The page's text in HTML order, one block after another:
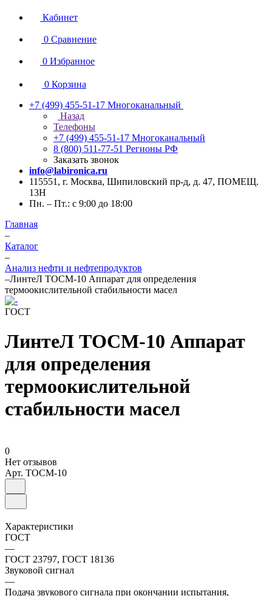
Кабинет
0 Сравнение
0 Избранное
0 Корзина
+7 (499) 455-51-17 Многоканальный
Назад
Телефоны
+7 (499) 455-51-17 Многоканальный
8 (800) 511-77-51 Регионы РФ
Заказать звонок
info@labironica.ru
115551, г. Москва, Шипиловский пр-д, д. 47, ПОМЕЩ.
13Н
Пн. – Пт.: с 9:00 до 18:00
Главная
–
Каталог
–
Анализ нефти и нефтепродуктов
–ЛинтеЛ ТОСМ-10 Аппарат для определения
термоокислительной стабильности масел
ГОСТ
ЛинтеЛ ТОСМ-10 Аппарат
для определения
термоокислительной
стабильности масел
0
Нет отзывов
Арт. ТОСМ-10
Характеристики
ГОСТ
—
ГОСТ 23797, ГОСТ 18136
Звуковой сигнал
—
Подача звукового сигнала при окончании испытания,